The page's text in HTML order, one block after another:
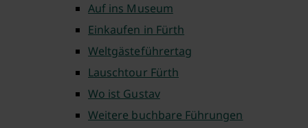
Auf ins Museum
Einkaufen in Fürth
Weltgästeführertag
Lauschtour Fürth
Wo ist Gustav
Weitere buchbare Führungen